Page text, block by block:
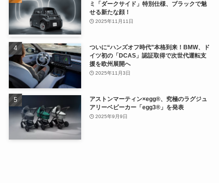
ミ「ダークサイド」特別仕様、ブラックで魅
せる新たな顔！
2025年11月11日
ついに“ハンズオフ時代”本格到来！BMW、ド
イツ初の「DCAS」認証取得で次世代運転支
援を欧州展開へ
2025年11月3日
アストンマーティン×egg®、究極のラグジュ
アリーベビーカー「egg3®」を発表
2025年9月9日